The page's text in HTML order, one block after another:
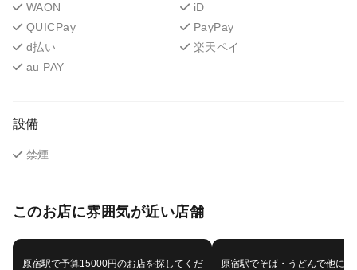
WAON
iD
QUICPay
PayPay
d払い
楽天ペイ
au PAY
設備
禁煙
このお店に雰囲気が近い店舗
原宿駅で予算15000円のお店を探してくだ
原宿駅でそば・うどんで他に